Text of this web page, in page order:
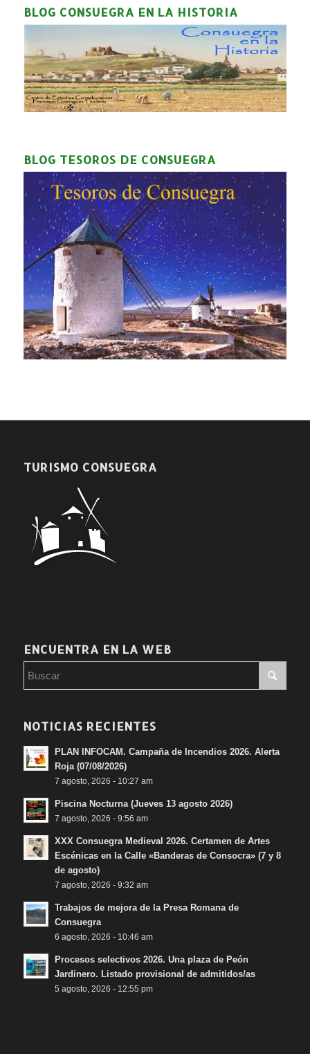
BLOG CONSUEGRA EN LA HISTORIA
BLOG TESOROS DE CONSUEGRA
TURISMO CONSUEGRA
ENCUENTRA EN LA WEB
NOTICIAS RECIENTES
PLAN INFOCAM. Campaña de Incendios 2026. Alerta
Roja (07/08/2026)
7 agosto, 2026 - 10:27 am
Piscina Nocturna (Jueves 13 agosto 2026)
7 agosto, 2026 - 9:56 am
XXX Consuegra Medieval 2026. Certamen de Artes
Escénicas en la Calle «Banderas de Consocra» (7 y 8
de agosto)
7 agosto, 2026 - 9:32 am
Trabajos de mejora de la Presa Romana de
Consuegra
6 agosto, 2026 - 10:46 am
Procesos selectivos 2026. Una plaza de Peón
Jardinero. Listado provisional de admitidos/as
5 agosto, 2026 - 12:55 pm